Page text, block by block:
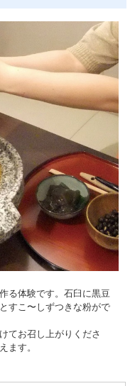
る体験です。石臼に黒豆
すこ〜しずつきな粉がで
てお召し上がりくださ
ます。